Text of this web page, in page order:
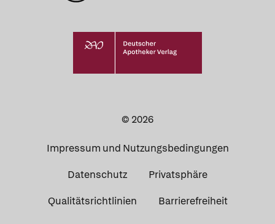
© 2026
Impressum und Nutzungsbedingungen
Datenschutz Privatsphäre
Qualitätsrichtlinien Barrierefreiheit